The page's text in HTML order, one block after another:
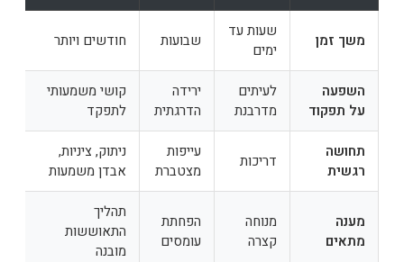
משך זמן
שעות עד
ימים
שבועות חודשים ויותר
השפעה
על תפקוד
לעיתים
מדרבנת
ירידה
הדרגתית
קושי משמעותי
לתפקד
תחושה
רגשית
דריכות
עייפות
מצטברת
ניתוק, ציניות,
אבדן משמעות
מענה
מתאים
מנוחה
קצרה
הפחתת
עומסים
תהליך
התאוששות
מובנה